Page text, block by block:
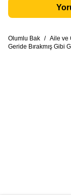
Olumlu Bak / Aile ve
Geride Bırakmış Gibi